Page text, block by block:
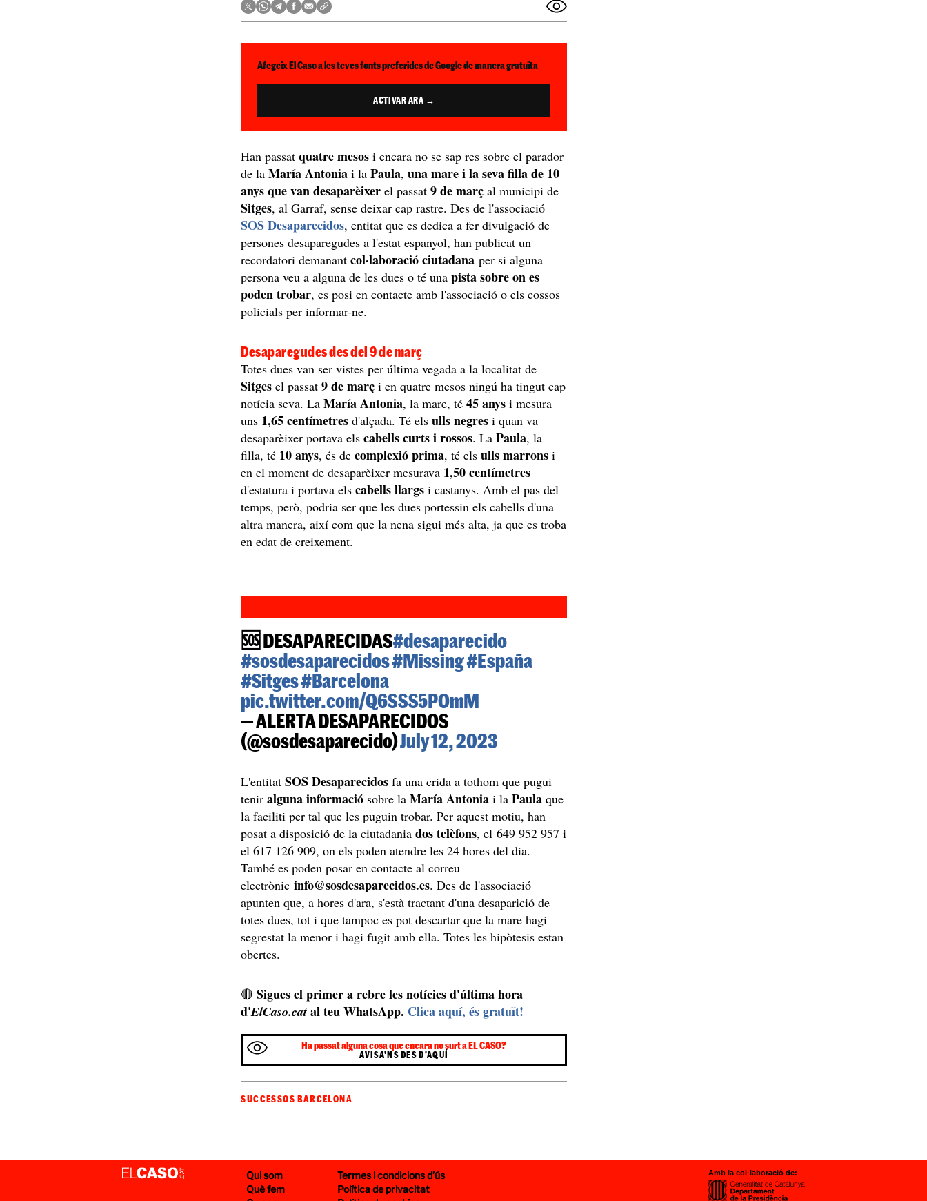
Afegeix El Caso a les teves fonts preferides de Google de manera gratuïta
ACTIVAR ARA →
Han passatquatre mesos i encara no se sap res sobre el parador
de laMaría Antonia i laPaula,una mare i la seva filla de 10
anys que van desaparèixer el passat9 de març al municipi de
Sitges, al Garraf, sense deixar cap rastre. Des de l'associació
SOS Desaparecidos, entitat que es dedica a fer divulgació de
persones desaparegudes a l'estat espanyol, han publicat un
recordatori demanantcol·laboració ciutadana per si alguna
persona veu a alguna de les dues o té unapista sobre on es
poden trobar, es posi en contacte amb l'associació o els cossos
policials per informar-ne.
Desaparegudes des del 9 de març
Totes dues van ser vistes per última vegada a la localitat de
Sitgesel passat9 de març i en quatre mesos ningú ha tingut cap
notícia seva. LaMaría Antonia, la mare, té45 anys i mesura
uns 1,65 centímetres d'alçada. Té elsulls negres i quan va
desaparèixer portava elscabells curts i rossos. LaPaula, la
filla, té 10 anys, és decomplexió prima, té elsulls marrons i
en el moment de desaparèixer mesurava 1,50 centímetres
d'estatura i portava elscabells llargs i castanys. Amb el pas del
temps, però, podria ser que les dues portessin els cabells d'una
altra manera, així com que la nena sigui més alta, ja que es troba
en edat de creixement.
🆘 DESAPARECIDAS#desaparecido
#sosdesaparecidos#Missing#España
#Sitges#Barcelona
pic.twitter.com/Q6SSS5POmM
— ALERTA DESAPARECIDOS
(@sosdesaparecido)July 12, 2023
L'entitatSOS Desaparecidosfa una crida a tothom que pugui
teniralguna informació sobre laMaría Antonia i laPaulaque
la faciliti per tal que les puguin trobar. Per aquest motiu, han
posat a disposició de la ciutadaniados telèfons, el 649 952 957 i
el 617 126 909, on els poden atendre les 24 hores del dia.
També es poden posar en contacte al correu
electrònicinfo@sosdesaparecidos.es. Des de l'associació
apunten que, a hores d'ara, s'està tractant d'una desaparició de
totes dues, tot i que tampoc es pot descartar que la mare hagi
segrestat la menor i hagi fugit amb ella. Totes les hipòtesis estan
obertes.
🔴Sigues el primer a rebre les notícies d'última hora
d'ElCaso.cat al teu WhatsApp. Clica aquí, és gratuït!
Ha passat alguna cosa que encara no surt a EL CASO?
AVISA'NS DES D'AQUÍ
SUCCESSOS BARCELONA
Qui som
Què fem
Termes i condicions d’ús
Política de privacitat
Amb la col·laboració de: